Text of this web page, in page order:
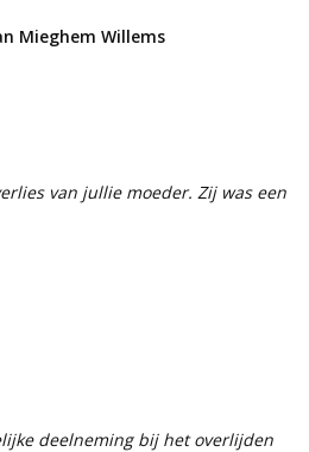
Mieghem Willems
van jullie moeder. Zij was een
deelneming bij het overlijden